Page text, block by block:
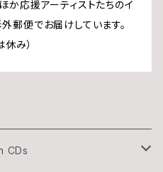
か応援アーティストたちのイ
郵便でお届けしています。
み）
CDs